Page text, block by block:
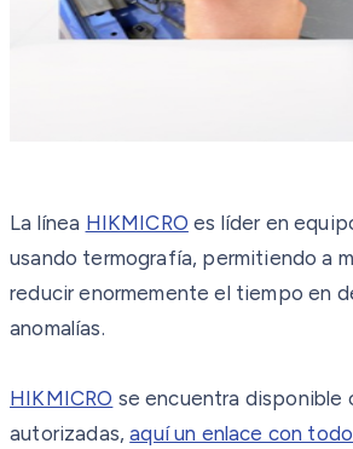
La línea HIKMICRO es líder en
usando termografía, permitiendo a
reducir enormemente el tiempo en
anomalías.
HIKMICRO se encuentra disponible
autorizadas,aquí un enlace con